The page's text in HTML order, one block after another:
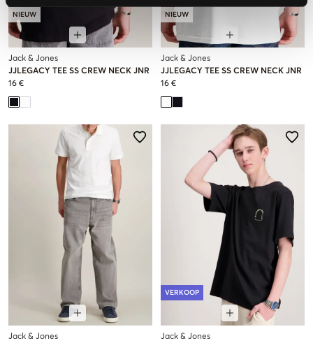
NIEUW
Jack & Jones
JJLEGACY TEE SS CREW NECK JNR
16 €
NIEUW
Jack & Jones
JJLEGACY TEE SS CREW NECK JNR
16 €
Jack & Jones
VERKOOP
Jack & Jones